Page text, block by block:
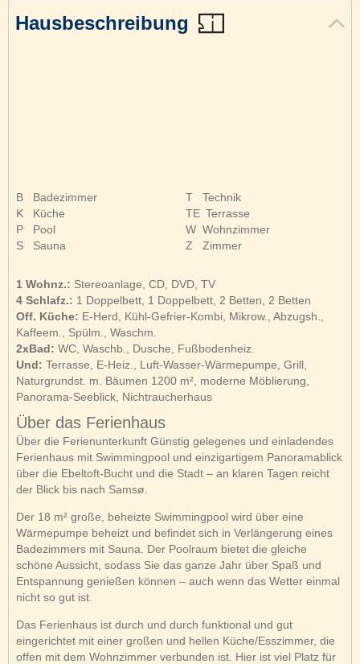
Hausbeschreibung
B
Badezimmer
K
Küche
P
Pool
S
Sauna
T
Technik
TE Terrasse
W Wohnzimmer
Z
Zimmer
1 Wohnz.: Stereoanlage, CD, DVD, TV
4 Schlafz.: 1 Doppelbett, 1 Doppelbett, 2 Betten, 2 Betten
Off. Küche: E-Herd, Kühl-Gefrier-Kombi, Mikrow., Abzugsh.,
Kaffeem., Spülm., Waschm.
2xBad: WC, Waschb., Dusche, Fußbodenheiz.
Und: Terrasse, E-Heiz., Luft-Wasser-Wärmepumpe, Grill,
Naturgrundst. m. Bäumen 1200 m², moderne Möblierung,
Panorama-Seeblick, Nichtraucherhaus
Über das Ferienhaus
Über die Ferienunterkunft Günstig gelegenes und einladendes
Ferienhaus mit Swimmingpool und einzigartigem Panoramablick
über die Ebeltoft-Bucht und die Stadt – an klaren Tagen reicht
der Blick bis nach Samsø.
Der 18 m² große, beheizte Swimmingpool wird über eine
Wärmepumpe beheizt und befindet sich in Verlängerung eines
Badezimmers mit Sauna. Der Poolraum bietet die gleiche
schöne Aussicht, sodass Sie das ganze Jahr über Spaß und
Entspannung genießen können – auch wenn das Wetter einmal
nicht so gut ist.
Das Ferienhaus ist durch und durch funktional und gut
eingerichtet mit einer großen und hellen Küche/Esszimmer, die
offen mit dem Wohnzimmer verbunden ist. Hier ist viel Platz für